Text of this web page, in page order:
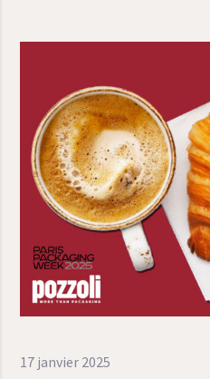
17 janvier 2025